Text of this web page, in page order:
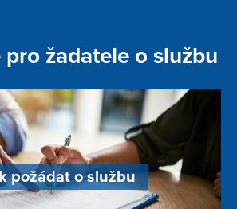
žadatele o službu
požádat o službu